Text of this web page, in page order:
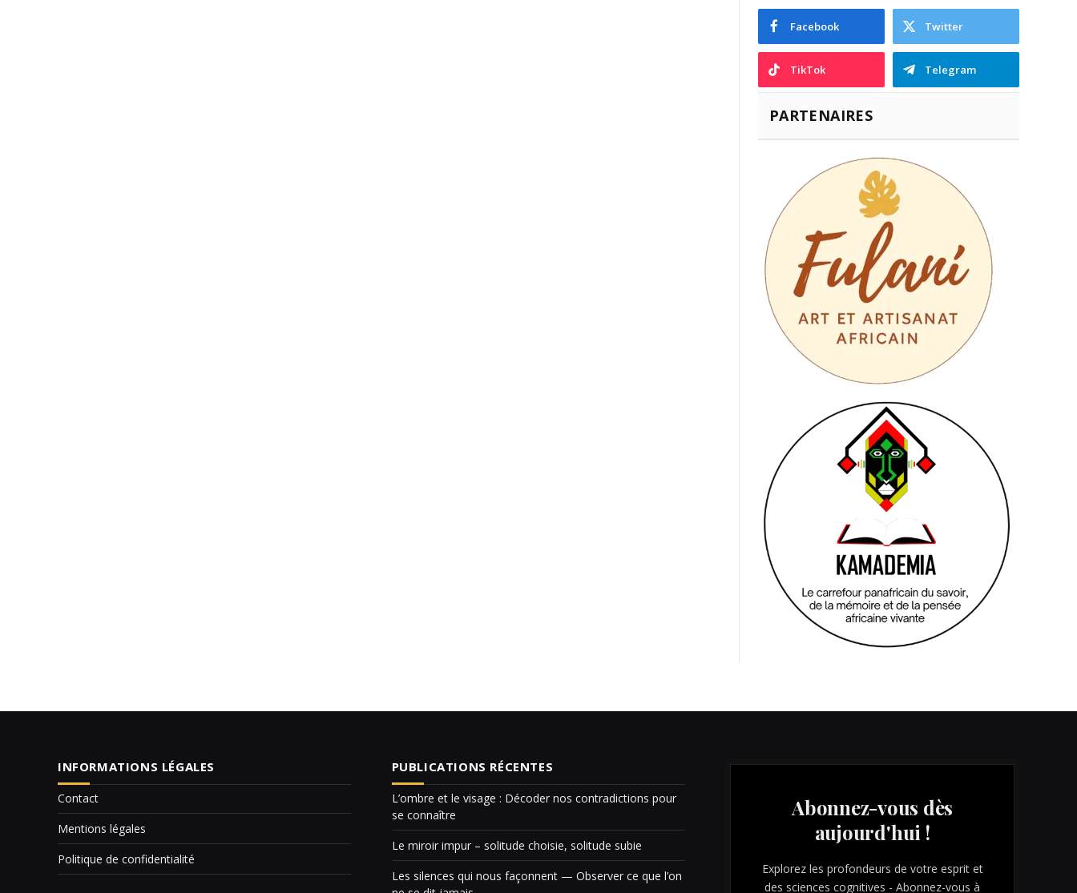
Facebook Twitter
TikTok Telegram
PARTENAIRES
INFORMATIONS LÉGALES
Contact
Mentions légales
Politique de confidentialité
PUBLICATIONS RÉCENTES
L’ombre et le visage : Décoder nos contradictions pour
se connaître
Le miroir impur – solitude choisie, solitude subie
Les silences qui nous façonnent — Observer ce que l’on
Abonnez-vous dès
aujourd'hui !
Explorez les profondeurs de votre esprit et
des sciences cognitives - Abonnez-vous à